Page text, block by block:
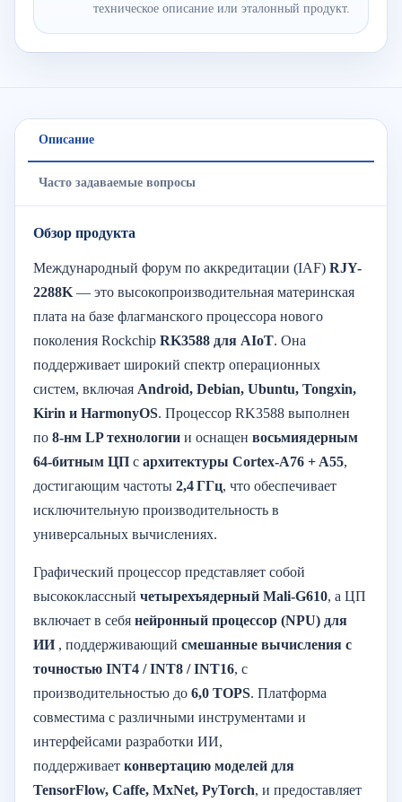
техническое описание или эталонный продукт.
Описание
Часто задаваемые вопросы
Обзор продукта
Международный форум по аккредитации (IAF) RJY-
2288K — это высокопроизводительная материнская
плата на базе флагманского процессора нового
поколения Rockchip RK3588 для AIoT. Она
поддерживает широкий спектр операционных
систем, включая Android, Debian, Ubuntu, Tongxin,
Kirin и HarmonyOS. Процессор RK3588 выполнен
по 8-нм LP технологии и оснащен восьмиядерным
64-битным ЦП с архитектуры Cortex-A76 + A55,
достигающим частоты 2,4 ГГц, что обеспечивает
исключительную производительность в
универсальных вычислениях.
Графический процессор представляет собой
высококлассный четырехъядерный Mali-G610, а ЦП
включает в себя нейронный процессор (NPU) для
ИИ, поддерживающий смешанные вычисления с
точностью INT4 / INT8 / INT16, с
производительностью до 6,0 TOPS. Платформа
совместима с различными инструментами и
интерфейсами разработки ИИ,
поддерживает конвертацию моделей для
TensorFlow, Caffe, MxNet, PyTorch, и предоставляет